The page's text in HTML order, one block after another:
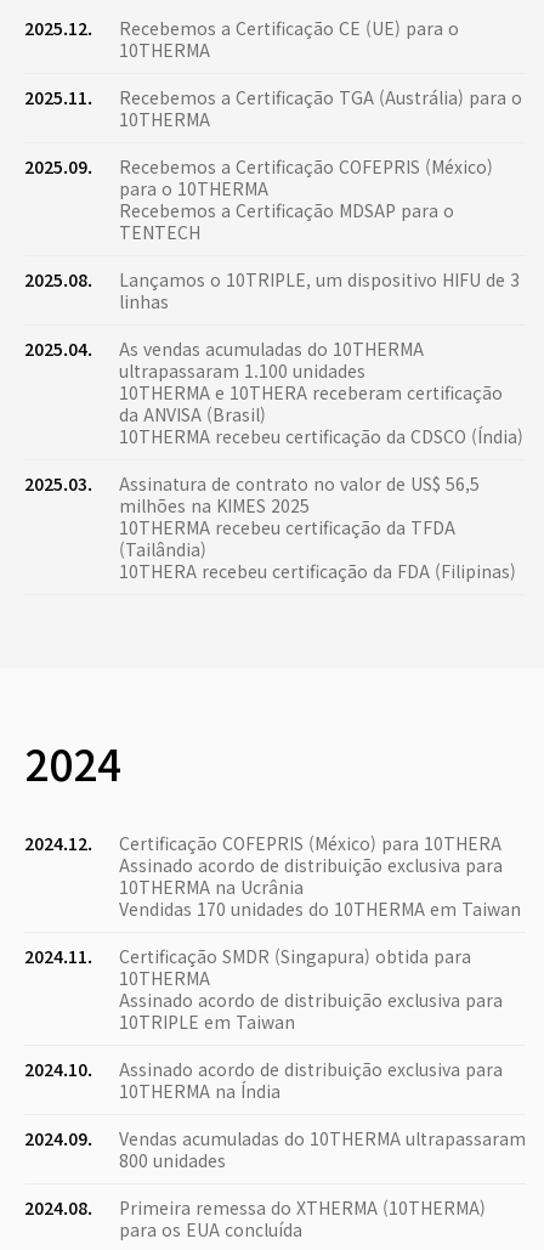
2025.12.
Recebemos a Certificação CE (UE) para o
10THERMA
2025.11.
Recebemos a Certificação TGA (Austrália) para o
10THERMA
2025.09.
Recebemos a Certificação COFEPRIS (México)
para o 10THERMA
Recebemos a Certificação MDSAP para o
TENTECH
2025.08.
Lançamos o 10TRIPLE, um dispositivo HIFU de 3
linhas
2025.04.
As vendas acumuladas do 10THERMA
ultrapassaram 1.100 unidades
10THERMA e 10THERA receberam certificação
da ANVISA (Brasil)
10THERMA recebeu certificação da CDSCO (Índia)
2025.03.
Assinatura de contrato no valor de US$ 56,5
milhões na KIMES 2025
10THERMA recebeu certificação da TFDA
(Tailândia)
10THERA recebeu certificação da FDA (Filipinas)
2024
2024.12.
Certificação COFEPRIS (México) para 10THERA
Assinado acordo de distribuição exclusiva para
10THERMA na Ucrânia
Vendidas 170 unidades do 10THERMA em Taiwan
2024.11.
Certificação SMDR (Singapura) obtida para
10THERMA
Assinado acordo de distribuição exclusiva para
10TRIPLE em Taiwan
2024.10.
Assinado acordo de distribuição exclusiva para
10THERMA na Índia
2024.09.
Vendas acumuladas do 10THERMA ultrapassaram
800 unidades
2024.08.
Primeira remessa do XTHERMA (10THERMA)
para os EUA concluída